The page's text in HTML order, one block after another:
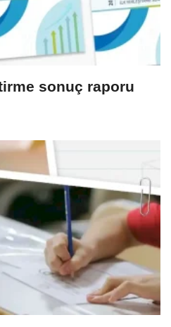
sonuç raporu